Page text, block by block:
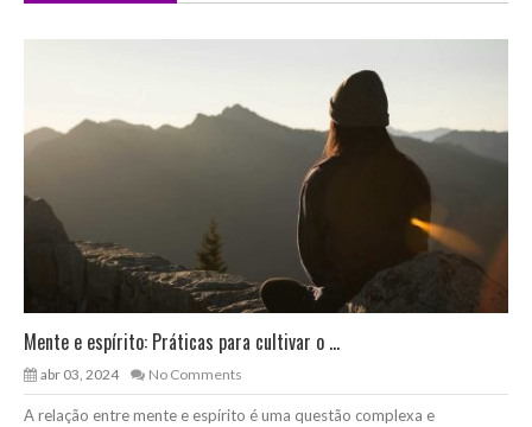
Mente e espírito: Práticas para cultivar o ...
abr 03, 2024 No Comments
A relação entre mente e espírito é uma questão complexa e